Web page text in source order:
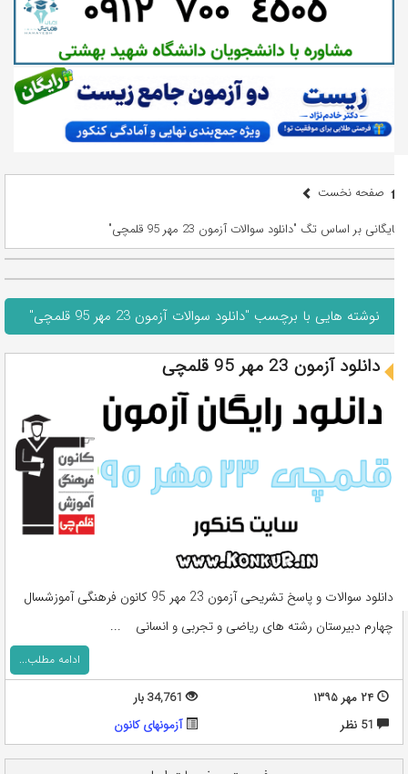
صفحه نخست
بایگانی بر اساس تگ "دانلود سوالات آزمون 23 مهر 95 قلمچی"
نوشته هایی با برچسب "دانلود سوالات آزمون 23 مهر 95 قلمچی"
دانلود آزمون 23 مهر 95 قلمچی
دانلود سوالات و پاسخ تشریحی آزمون 23 مهر 95 کانون فرهنگی آموزشسال
چهارم دبیرستان رشته های ریاضی و تجربی و انسانی ...
ادامه مطلب...
۲۴ مهر ۱۳۹۵
34,761 بار
51 نظر
آزمونهای کانون